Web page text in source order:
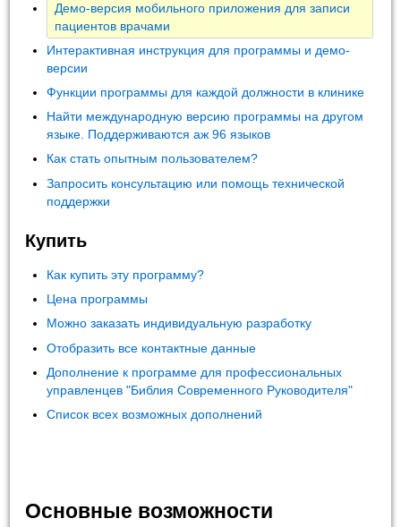
Демо-версия мобильного приложения для записи
пациентов врачами
Интерактивная инструкция для программы и демо-
версии
Функции программы для каждой должности в клинике
Найти международную версию программы на другом
языке. Поддерживаются аж 96 языков
Как стать опытным пользователем?
Запросить консультацию или помощь технической
поддержки
Купить
Как купить эту программу?
Цена программы
Можно заказать индивидуальную разработку
Отобразить все контактные данные
Дополнение к программе для профессиональных
управленцев "Библия Современного Руководителя"
Список всех возможных дополнений
Основные возможности